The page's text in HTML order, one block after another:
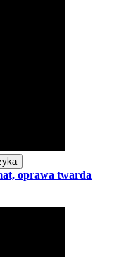
oprawa twarda